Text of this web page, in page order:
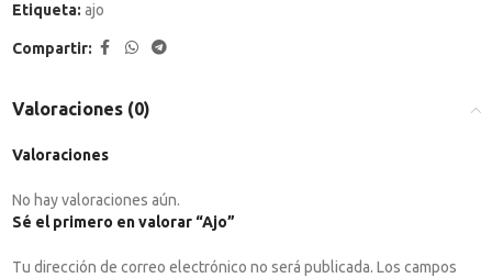
Etiqueta: ajo
Compartir:
Valoraciones (0)
Valoraciones
No hay valoraciones aún.
Sé el primero en valorar “Ajo”
Tu dirección de correo electrónico no será publicada. Los campos